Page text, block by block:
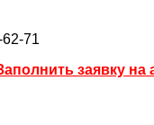
71
заявку на